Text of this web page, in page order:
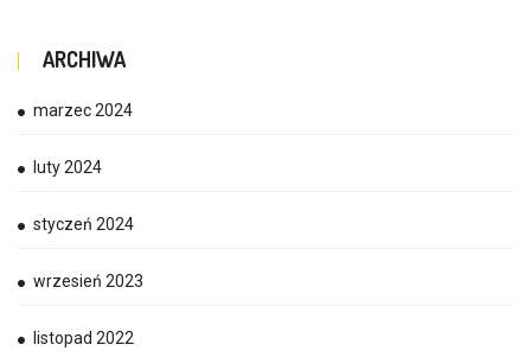
ARCHIWA
marzec 2024
luty 2024
styczeń 2024
wrzesień 2023
listopad 2022